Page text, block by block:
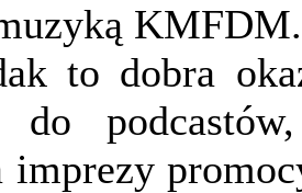
KMFDM.
to dobra
do
imprezy